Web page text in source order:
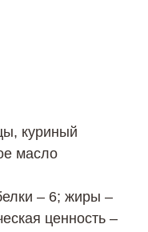
куриный
масло
– 6; жиры –
ценность –